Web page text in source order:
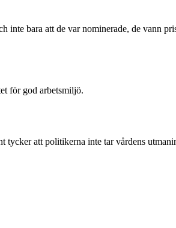
bara att de var nominerade, de vann
för god arbetsmiljö.
att politikerna inte tar vårdens